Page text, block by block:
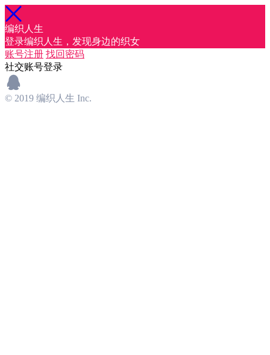
编织人生
登录编织人生，发现身边的织女
账号注册 找回密码
社交账号登录
© 2019 编织人生 Inc.